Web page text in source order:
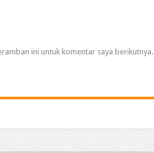
ini untuk komentar saya berikutnya.